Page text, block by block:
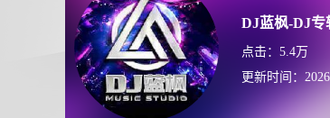
DJ蓝枫-DJ专
点击：5.4万
更新时间：